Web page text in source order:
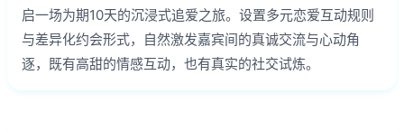
启一场为期10天的沉浸式追爱之旅。设置多元恋爱互动规则
与差异化约会形式，自然激发嘉宾间的真诚交流与心动角
逐，既有高甜的情感互动，也有真实的社交试炼。